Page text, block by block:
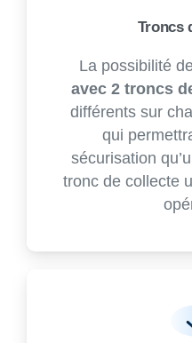
Troncs
La possibilité
avec 2 troncs
différents sur
qui
sécurisation
tronc de collecte